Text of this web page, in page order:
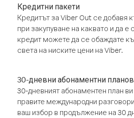
Кредитни пакети
Кредитът за Viber Out се добавя
при закупуване на каквато и да е
кредит можете да се обаждате
света на ниските цени на Viber.
30-дневни абонаментни
30-дневният абонаментен план
правите международни
ваш избор в продължение на 30